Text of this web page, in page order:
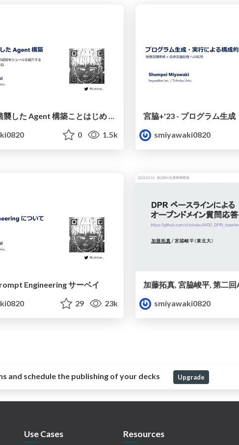
OlaGPT を踏襲した Agent 構築ことはじめ - AI Agent Meetup Tokyo #0
0 1.5k
smiyawaki0820
Engineering サーベイ
29 23k
smiyawaki0820
and schedule the publishing of your decks Upgrade
Use Cases Resources